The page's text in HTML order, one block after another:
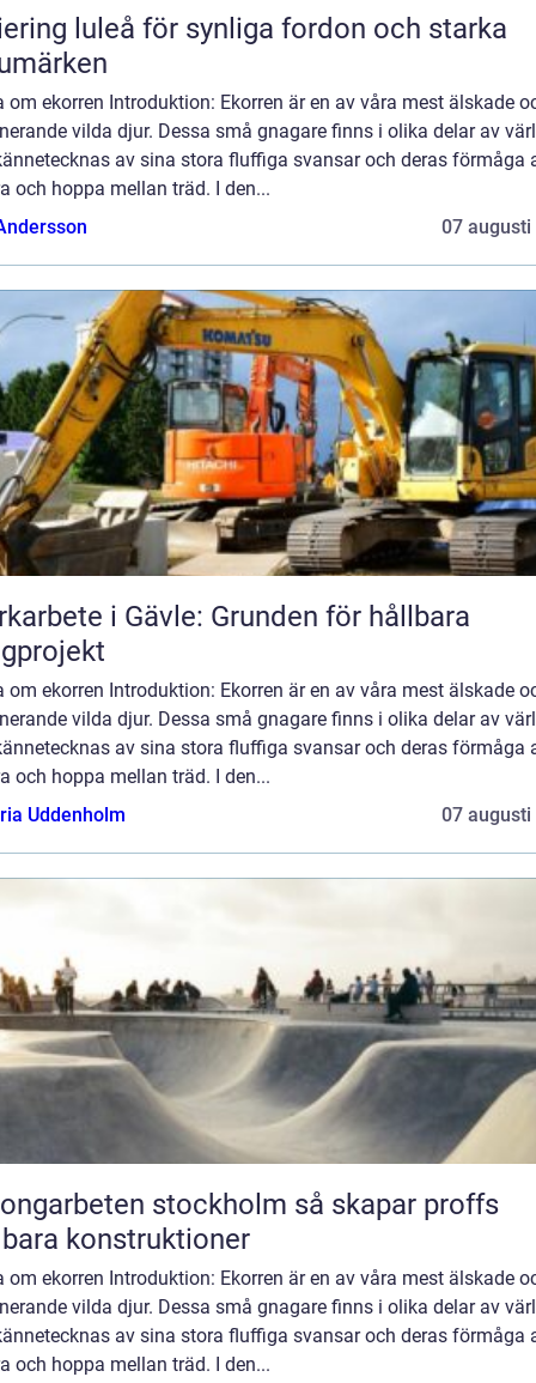
luleå för synliga fordon och starka
om ekorren Introduktion: Ekorren är en av våra mest älskade
vilda djur. Dessa små gnagare finns i olika delar av
av sina stora fluffiga svansar och deras förmåga
och hoppa mellan träd. I den...
07 augusti
i Gävle: Grunden för hållbara
om ekorren Introduktion: Ekorren är en av våra mest älskade
vilda djur. Dessa små gnagare finns i olika delar av
av sina stora fluffiga svansar och deras förmåga
och hoppa mellan träd. I den...
Uddenholm
07 augusti
stockholm så skapar proffs
konstruktioner
om ekorren Introduktion: Ekorren är en av våra mest älskade
vilda djur. Dessa små gnagare finns i olika delar av
av sina stora fluffiga svansar och deras förmåga
och hoppa mellan träd. I den...